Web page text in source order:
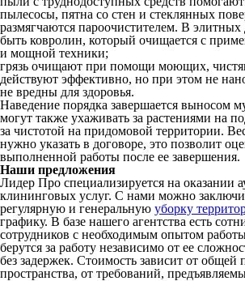
пылесосы, пятна со стен и стеклянных
размягчаются пароочистителем. В
быть ковролин, который очищается с
и мощной техники;
грязь очищают при помощи моющих,
действуют эффективно, но при этом не
не вредны для здоровья.
Наведение порядка завершается выносом
могут также ухаживать за растениями на
за чистотой на придомовой территории.
нужно указать в договоре, это позволит
выполненной работы после ее завершения.
Наши предложения
Лидер Про специализируется на оказании
клининговых услуг. С нами можно
регулярную и генеральную уборку
графику. В базе нашего агентства есть
сотрудников с необходимым опытом
берутся за работу независимо от ее
без задержек. Стоимость зависит от общей
пространства, от требований,